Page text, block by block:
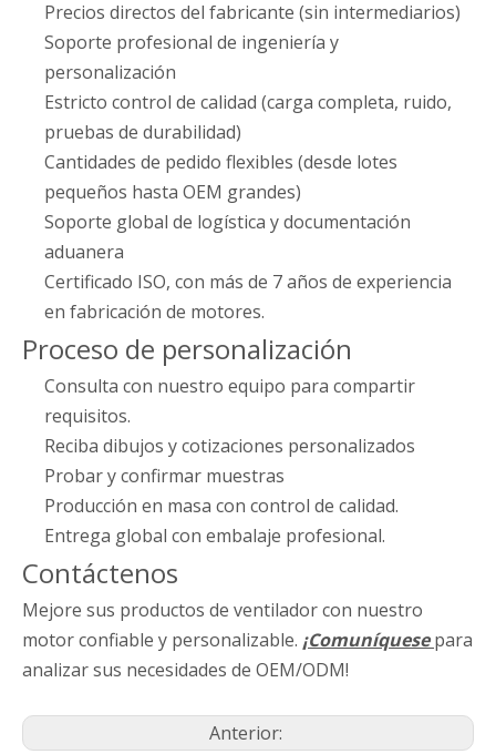
Precios directos del fabricante (sin intermediarios)
Soporte profesional de ingeniería y
personalización
Estricto control de calidad (carga completa, ruido,
pruebas de durabilidad)
Cantidades de pedido flexibles (desde lotes
pequeños hasta OEM grandes)
Soporte global de logística y documentación
aduanera
Certificado ISO, con más de 7 años de experiencia
en fabricación de motores.
Proceso de personalización
Consulta con nuestro equipo para compartir
requisitos.
Reciba dibujos y cotizaciones personalizados
Probar y confirmar muestras
Producción en masa con control de calidad.
Entrega global con embalaje profesional.
Contáctenos
Mejore sus productos de ventilador con nuestro
motor confiable y personalizable. ¡Comuníquesepara
analizar sus necesidades de OEM/ODM!
Anterior: